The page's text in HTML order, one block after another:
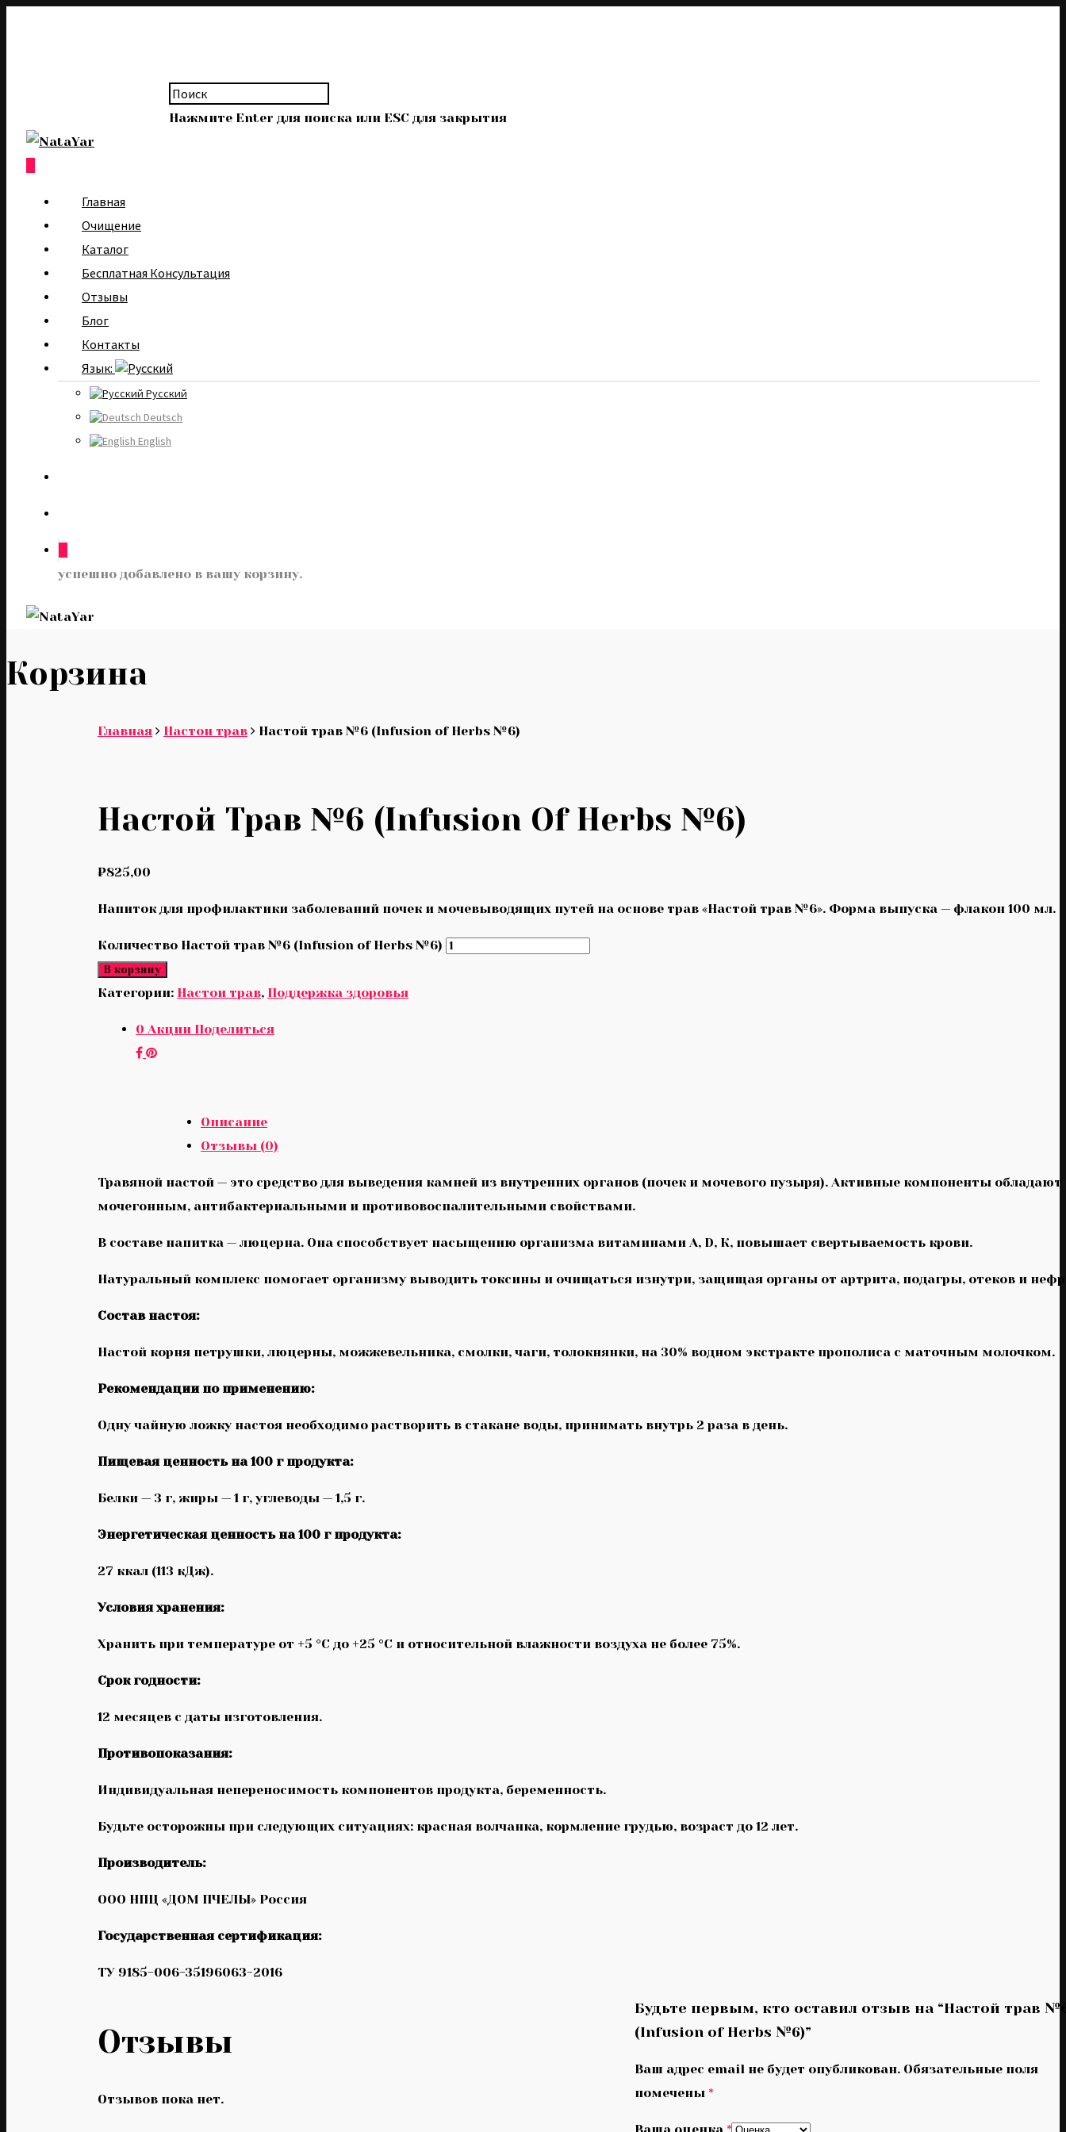
Нажмите Enter для поиска или ESC для закрытия
Главная
Очищение
Каталог
Бесплатная Консультация
Отзывы
Блог
Контакты
Язык:
Русский
Deutsch
English
успешно добавлено в вашу корзину.
Корзина
Главная Настои трав Настой трав №6 (Infusion of Herbs №6)
Настой Трав №6 (Infusion Of Herbs №6)
₽825,00
Напиток для профилактики заболеваний почек и мочевыводящих путей на основе трав «Настой трав №6». Форма выпуска — флакон 100 мл.
Количество Настой трав №6 (Infusion of Herbs №6)
В корзину
Категории: Настои трав, Поддержка здоровья
0 Акции Поделиться
Описание
Отзывы (0)
Травяной настой — это средство для выведения камней из внутренних органов (почек и мочевого пузыря). Активные компоненты обладают
мочегонным, антибактериальными и противовоспалительными свойствами.
В составе напитка — люцерна. Она способствует насыщению организма витаминами А, D, К, повышает свертываемость крови.
Натуральный комплекс помогает организму выводить токсины и очищаться изнутри, защищая органы от артрита, подагры, отеков и
Состав настоя:
Настой корня петрушки, люцерны, можжевельника, смолки, чаги, толокнянки, на 30% водном экстракте прополиса с маточным молочком.
Рекомендации по применению:
Одну чайную ложку настоя необходимо растворить в стакане воды, принимать внутрь 2 раза в день.
Пищевая ценность на 100 г продукта:
Белки — 3 г, жиры — 1 г, углеводы — 1,5 г.
Энергетическая ценность на 100 г продукта:
27 ккал (113 кДж).
Условия хранения:
Хранить при температуре от +5 °С до +25 °С и относительной влажности воздуха не более 75%.
Срок годности:
12 месяцев с даты изготовления.
Противопоказания:
Индивидуальная непереносимость компонентов продукта, беременность.
Будьте осторожны при следующих ситуациях: красная волчанка, кормление грудью, возраст до 12 лет.
Производитель:
ООО НПЦ «ДОМ ПЧЕЛЫ» Россия
Государственная сертификация:
ТУ 9185-006-35196063-2016
Отзывы
Отзывов пока нет.
Будьте первым, кто оставил отзыв на “Настой трав
(Infusion of Herbs №6)”
Ваш адрес email не будет опубликован. Обязательные поля
помечены *